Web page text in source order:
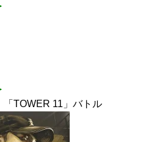
「TOWER 11」バトル